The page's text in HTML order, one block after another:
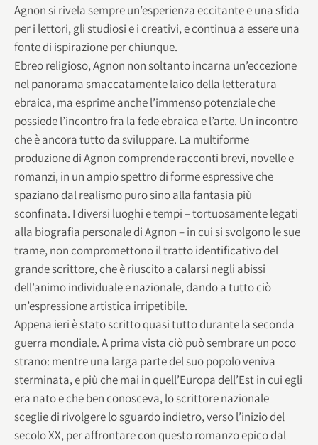
Agnon si rivela sempre un’esperienza eccitante e una sfida
per i lettori, gli studiosi e i creativi, e continua a essere una
fonte di ispirazione per chiunque.
Ebreo religioso, Agnon non soltanto incarna un’eccezione
nel panorama smaccatamente laico della letteratura
ebraica, ma esprime anche l’immenso potenziale che
possiede l’incontro fra la fede ebraica e l’arte. Un incontro
che è ancora tutto da sviluppare. La multiforme
produzione di Agnon comprende racconti brevi, novelle e
romanzi, in un ampio spettro di forme espressive che
spaziano dal realismo puro sino alla fantasia più
sconfinata. I diversi luoghi e tempi – tortuosamente legati
alla biografia personale di Agnon – in cui si svolgono le sue
trame, non compromettono il tratto identificativo del
grande scrittore, che è riuscito a calarsi negli abissi
dell’animo individuale e nazionale, dando a tutto ciò
un’espressione artistica irripetibile.
Appena ieri è stato scritto quasi tutto durante la seconda
guerra mondiale. A prima vista ciò può sembrare un poco
strano: mentre una larga parte del suo popolo veniva
sterminata, e più che mai in quell’Europa dell’Est in cui egli
era nato e che ben conosceva, lo scrittore nazionale
sceglie di rivolgere lo sguardo indietro, verso l’inizio del
secolo XX, per affrontare con questo romanzo epico dal